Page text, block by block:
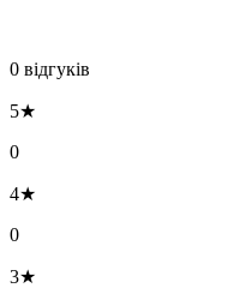
0 відгуків
5★
0
4★
0
3★